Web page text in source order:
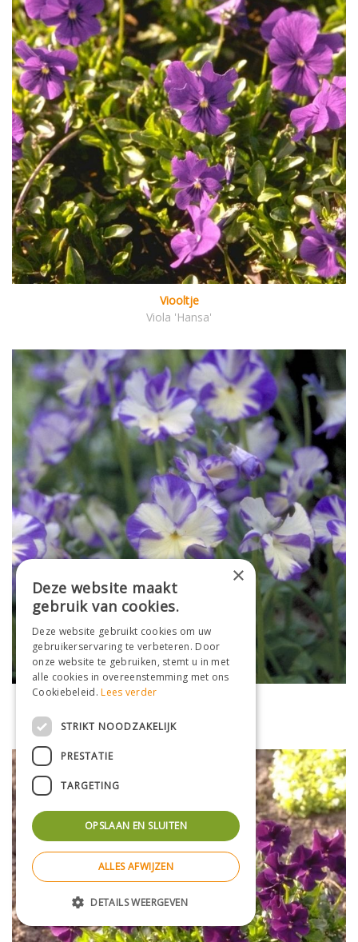
Viooltje
Viola 'Hansa'
×
Deze website maakt
gebruik van cookies.
Deze website gebruikt cookies om uw
gebruikerservaring te verbeteren. Door
onze website te gebruiken, stemt u in met
alle cookies in overeenstemming met ons
Cookiebeleid.Lees verder
STRIKT NOODZAKELIJK
PRESTATIE
TARGETING
OPSLAAN EN SLUITEN
ALLES AFWIJZEN
DETAILS WEERGEVEN